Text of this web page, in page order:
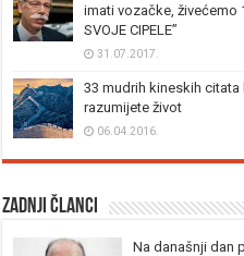
imati vozačke, živećemo
SVOJE CIPELE”
31.07.2017.
33 mudrih kineskih
razumijete život
06.04.2016.
Zadnji članci
Na današnji dan